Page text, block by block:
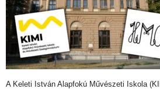
A Keleti István Alapfokú Művészeti Iskola